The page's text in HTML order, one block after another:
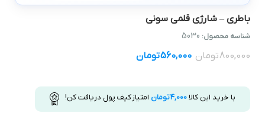
باطری – شارژی قلمی سونی
شناسه محصول: 5030
800,000تومان 560,000تومان
با خرید این کالا4,000تومان امتیاز کیف پول دریافت کن!